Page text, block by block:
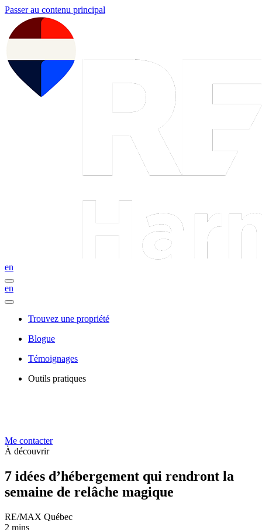
Passer au contenu principal
en
en
Trouvez une propriété
Blogue
Témoignages
Outils pratiques
Me contacter
À découvrir
7 idées d’hébergement qui rendront la
semaine de relâche magique
RE/MAX Québec
2 mins